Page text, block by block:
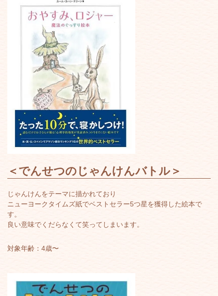
＜ でんせつのじゃんけんバトル＞
じゃんけんをテーマに描かれており
ニューヨークタイムズ紙でベストセラー5つ星を獲得した絵本で
す。
良い意味でくだらなくて笑ってしまいます。
対象年齢：4歳〜